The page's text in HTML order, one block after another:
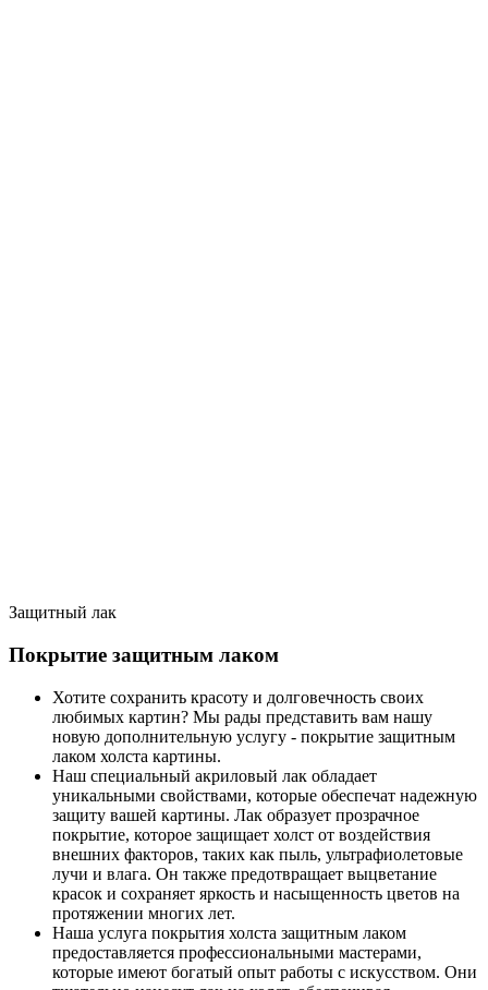
Защитный лак
Покрытие защитным лаком
Хотите сохранить красоту и долговечность своих
любимых картин? Мы рады представить вам нашу
новую дополнительную услугу - покрытие защитным
лаком холста картины.
Наш специальный акриловый лак обладает
уникальными свойствами, которые обеспечат надежную
защиту вашей картины. Лак образует прозрачное
покрытие, которое защищает холст от воздействия
внешних факторов, таких как пыль, ультрафиолетовые
лучи и влага. Он также предотвращает выцветание
красок и сохраняет яркость и насыщенность цветов на
протяжении многих лет.
Наша услуга покрытия холста защитным лаком
предоставляется профессиональными мастерами,
которые имеют богатый опыт работы с искусством. Они